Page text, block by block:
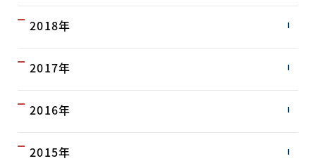
2018年
2017年
2016年
2015年